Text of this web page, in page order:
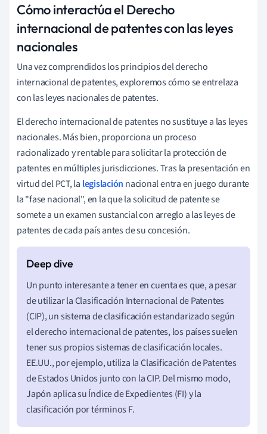
Cómo interactúa el Derecho
internacional de patentes con las leyes
nacionales
Una vez comprendidos los principios del derecho
internacional de patentes, exploremos cómo se entrelaza
con las leyes nacionales de patentes.
El derecho internacional de patentes no sustituye a las leyes
nacionales. Más bien, proporciona un proceso
racionalizado y rentable para solicitar la protección de
patentes en múltiples jurisdicciones. Tras la presentación en
virtud del PCT, la legislación nacional entra en juego durante
la "fase nacional", en la que la solicitud de patente se
somete a un examen sustancial con arreglo a las leyes de
patentes de cada país antes de su concesión.
Un punto interesante a tener en cuenta es que, a pesar
de utilizar la Clasificación Internacional de Patentes
(CIP), un sistema de clasificación estandarizado según
el derecho internacional de patentes, los países suelen
tener sus propios sistemas de clasificación locales.
EE.UU., por ejemplo, utiliza la Clasificación de Patentes
de Estados Unidos junto con la CIP. Del mismo modo,
Japón aplica su Índice de Expedientes (FI) y la
clasificación por términos F.